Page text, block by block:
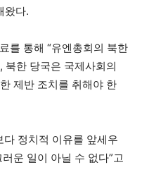
왔다.
를 통해 “유엔총회의 북한
북한 당국은 국제사회의
제반 조치를 취해야 한
정치적 이유를 앞세우
운 일이 아닐 수 없다”고